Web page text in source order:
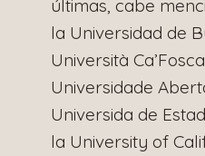
últimas, cabe
la Universidad de
Università
Universidade
Universida de
la University of